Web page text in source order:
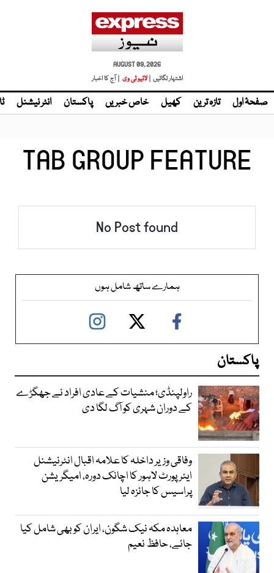
AUGUST 09, 2026
اشتہار لگائیں | لائیو ٹی وی | آج کا اخبار
صفحۂ اول تازہ ترین کھیل خاص خبریں پاکستان انٹر نیشنل
TAB GROUP FEATURE
No Post found
ہمارے ساتھ شامل ہوں
پاکستان
راولپنڈی؛ منشیات کے عادی افراد نے جھگڑے
کے دوران شہری کو آگ لگا دی
وفاقی وزیر داخلہ کا علامہ اقبال انٹرنیشنل
ایئرپورٹ لاہور کا اچانک دورہ، امیگریشن
پراسیس کا جائزہ لیا
معاہدہ مکہ نیک شگون، ایران کو بھی شامل کیا
جائے، حافظ نعیم